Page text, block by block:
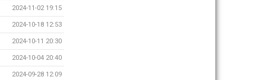
2024-11-02 19:15
2024-10-18 12:53
2024-10-11 20:30
2024-10-04 20:40
2024-09-28 12:09